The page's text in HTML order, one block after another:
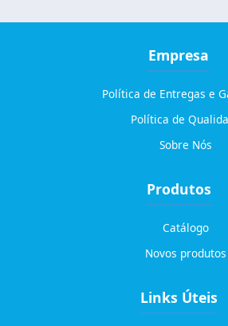
Empresa
Política de Entregas e
Política de
Sobre Nós
Produtos
Catálogo
Novos produtos
Links Úteis